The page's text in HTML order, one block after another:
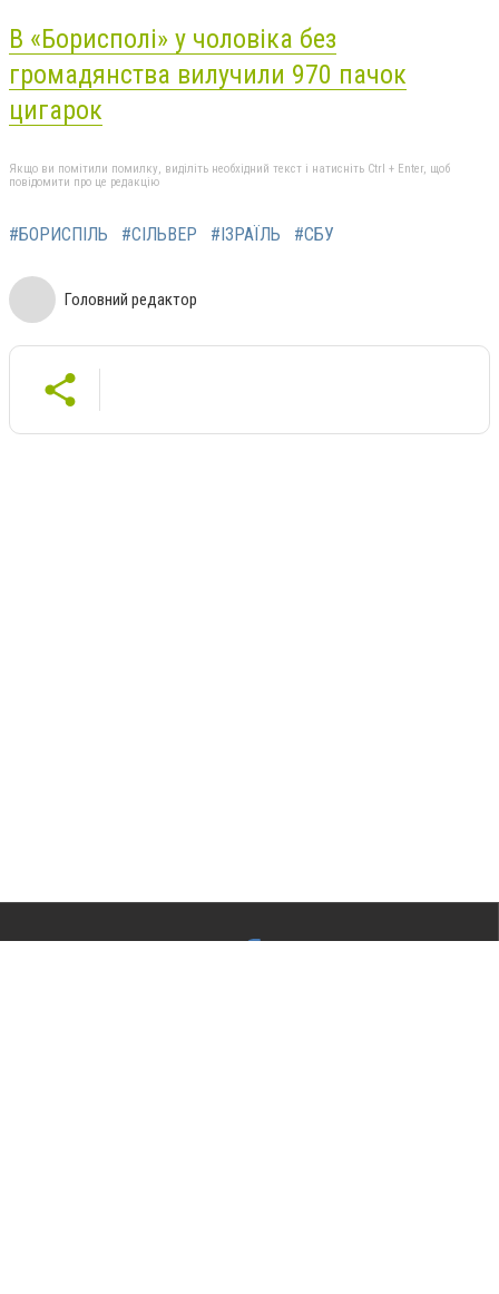
В «Борисполі» у чоловіка без
громадянства вилучили 970 пачок
цигарок
Якщо ви помітили помилку, виділіть необхідний текст і натисніть Ctrl + Enter, щоб
повідомити про це редакцію
#БОРИСПІЛЬ #СІЛЬВЕР #ІЗРАЇЛЬ #СБУ
Головний редактор